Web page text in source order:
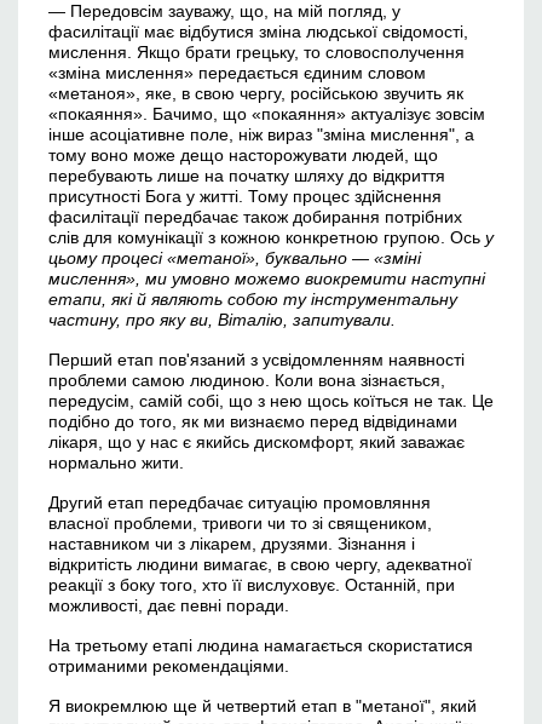
— Передовсім зауважу, що, на мій погляд, у
фасилітації має відбутися зміна людської свідомості,
мислення. Якщо брати грецьку, то словосполучення
«зміна мислення» передається єдиним словом
«метаноя», яке, в свою чергу, російською звучить як
«покаяння». Бачимо, що «покаяння» актуалізує зовсім
інше асоціативне поле, ніж вираз "зміна мислення", а
тому воно може дещо насторожувати людей, що
перебувають лише на початку шляху до відкриття
присутності Бога у житті. Тому процес здійснення
фасилітації передбачає також добирання потрібних
слів для комунікації з кожною конкретною групою. Ось у
цьому процесі «метаної», буквально — «зміні
мислення», ми умовно можемо виокремити наступні
етапи, які й являють собою ту інструментальну
частину, про якуви, Віталію, запитували.
Перший етап пов'язаний з усвідомленням наявності
проблеми самою людиною. Коли вона зізнається,
передусім, самій собі, що з нею щось коїться не так. Це
подібно до того, як ми визнаємо перед відвідинами
лікаря, що у нас є якийсь дискомфорт, який заважає
нормально жити.
Другий етап передбачає ситуацію промовляння
власної проблеми, тривоги чи то зі священиком,
наставником чи з лікарем, друзями. Зізнання і
відкритість людини вимагає, в свою чергу, адекватної
реакції з боку того, хто її вислуховує. Останній, при
можливості, дає певні поради.
На третьому етапі людина намагається скористатися
отриманими рекомендаціями.
Я виокремлюю ще й четвертий етап в "метаної", який